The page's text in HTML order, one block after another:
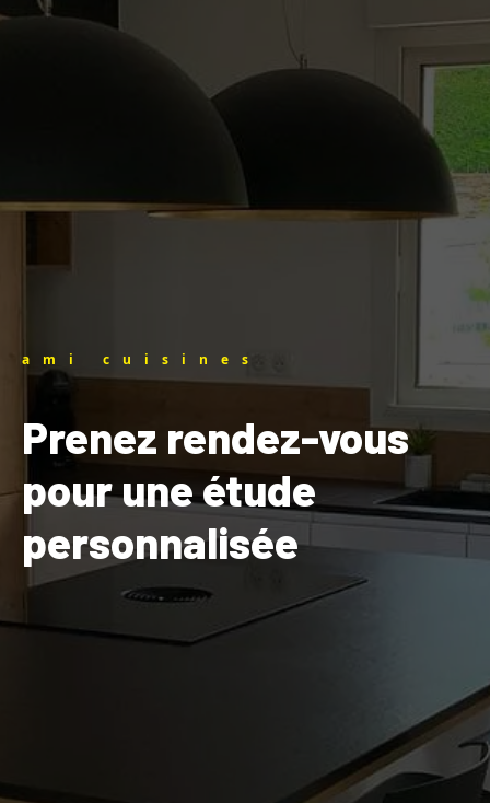
ami cuisines
Prenez rendez-vous
pour une étude
personnalisée